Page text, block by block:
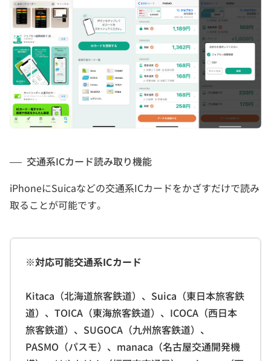
交通系ICカード読み取り機能
iPhoneにSuicaなどの交通系ICカードをかざすだけで読み
取ることが可能です。
※対応可能交通系ICカード
Kitaca（北海道旅客鉄道）、Suica（東日本旅客鉄
道）、TOICA（東海旅客鉄道）、ICOCA（西日本
旅客鉄道）、SUGOCA（九州旅客鉄道）、
PASMO（パスモ）、manaca（名古屋交通開発機